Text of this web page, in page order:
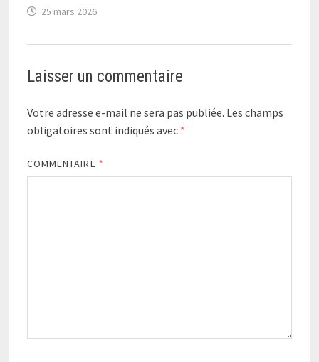
25 mars 2026
Laisser un commentaire
Votre adresse e-mail ne sera pas publiée. Les champs
obligatoires sont indiqués avec *
COMMENTAIRE *